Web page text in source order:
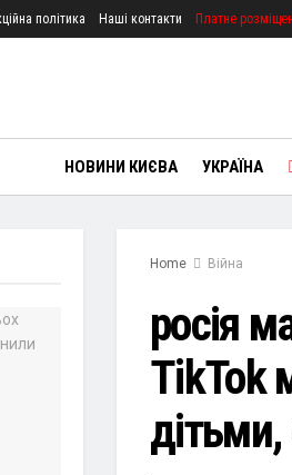
політика Наші контакти Платне
НОВИНИ КИЄВА УКРАЇНА
Home Війна
росія
TikTok